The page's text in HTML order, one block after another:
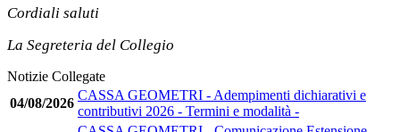
Cordiali saluti
La Segreteria del Collegio
Notizie Collegate
04/08/2026
CASSA GEOMETRI - Adempimenti dichiarativi e
contributivi 2026 - Termini e modalità -